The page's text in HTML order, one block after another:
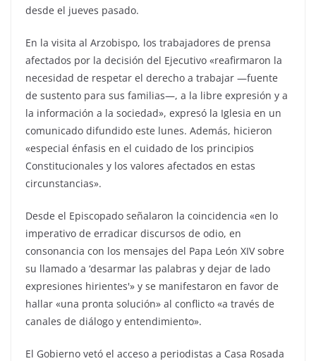
desde el jueves pasado.
En la visita al Arzobispo, los trabajadores de prensa
afectados por la decisión del Ejecutivo «reafirmaron la
necesidad de respetar el derecho a trabajar —fuente
de sustento para sus familias—, a la libre expresión y a
la información a la sociedad», expresó la Iglesia en un
comunicado difundido este lunes. Además, hicieron
«especial énfasis en el cuidado de los principios
Constitucionales y los valores afectados en estas
circunstancias».
Desde el Episcopado señalaron la coincidencia «en lo
imperativo de erradicar discursos de odio, en
consonancia con los mensajes del Papa León XIV sobre
su llamado a ‘desarmar las palabras y dejar de lado
expresiones hirientes'» y se manifestaron en favor de
hallar «una pronta solución» al conflicto «a través de
canales de diálogo y entendimiento».
El Gobierno vetó el acceso a periodistas a Casa Rosada